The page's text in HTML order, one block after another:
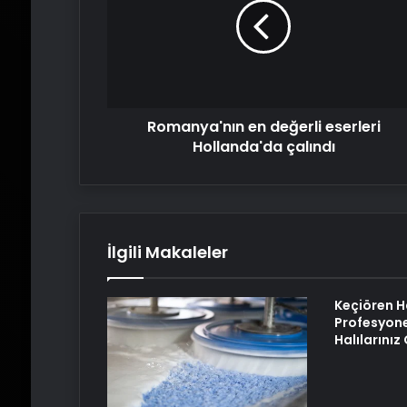
Romanya'nın en değerli eserleri
Hollanda'da çalındı
İlgili Makaleler
Keçiören